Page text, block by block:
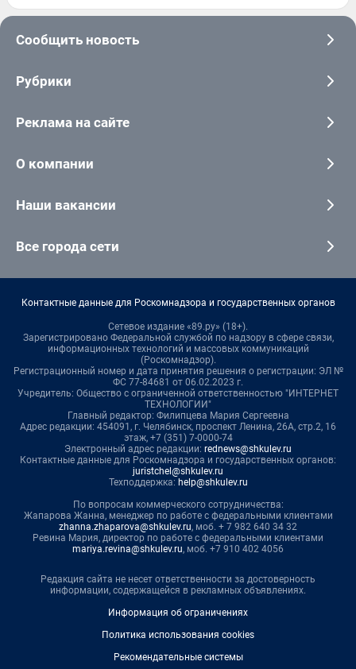
Сообщить новость
Рубрики
Реклама на сайте
О компании
Наши вакансии
Все города сети
Контактные данные для Роскомнадзора и государственных органов
Сетевое издание «89.ру» (18+).
Зарегистрировано Федеральной службой по надзору в сфере связи,
информационных технологий и массовых коммуникаций
(Роскомнадзор).
Регистрационный номер и дата принятия решения о регистрации: ЭЛ №
ФС 77-84681 от 06.02.2023 г.
Учредитель: Общество с ограниченной ответственностью "ИНТЕРНЕТ
ТЕХНОЛОГИИ"
Главный редактор: Филипцева Мария Сергеевна
Адрес редакции: 454091, г. Челябинск, проспект Ленина, 26А, стр.2, 16
этаж, +7 (351) 7-0000-74
Электронный адрес редакции: rednews@shkulev.ru
Контактные данные для Роскомнадзора и государственных органов:
juristchel@shkulev.ru
Техподдержка: help@shkulev.ru
По вопросам коммерческого сотрудничества:
Жапарова Жанна, менеджер по работе с федеральными клиентами
zhanna.zhaparova@shkulev.ru, моб. + 7 982 640 34 32
Ревина Мария, директор по работе с федеральными клиентами
mariya.revina@shkulev.ru, моб. +7 910 402 4056
Редакция сайта не несет ответственности за достоверность
информации, содержащейся в рекламных объявлениях.
Информация об ограничениях
Политика использования cookies
Рекомендательные системы